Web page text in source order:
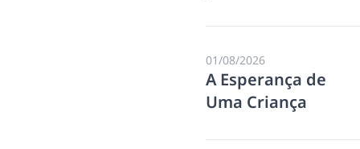
01/08/2026
A Esperança de
Uma Criança